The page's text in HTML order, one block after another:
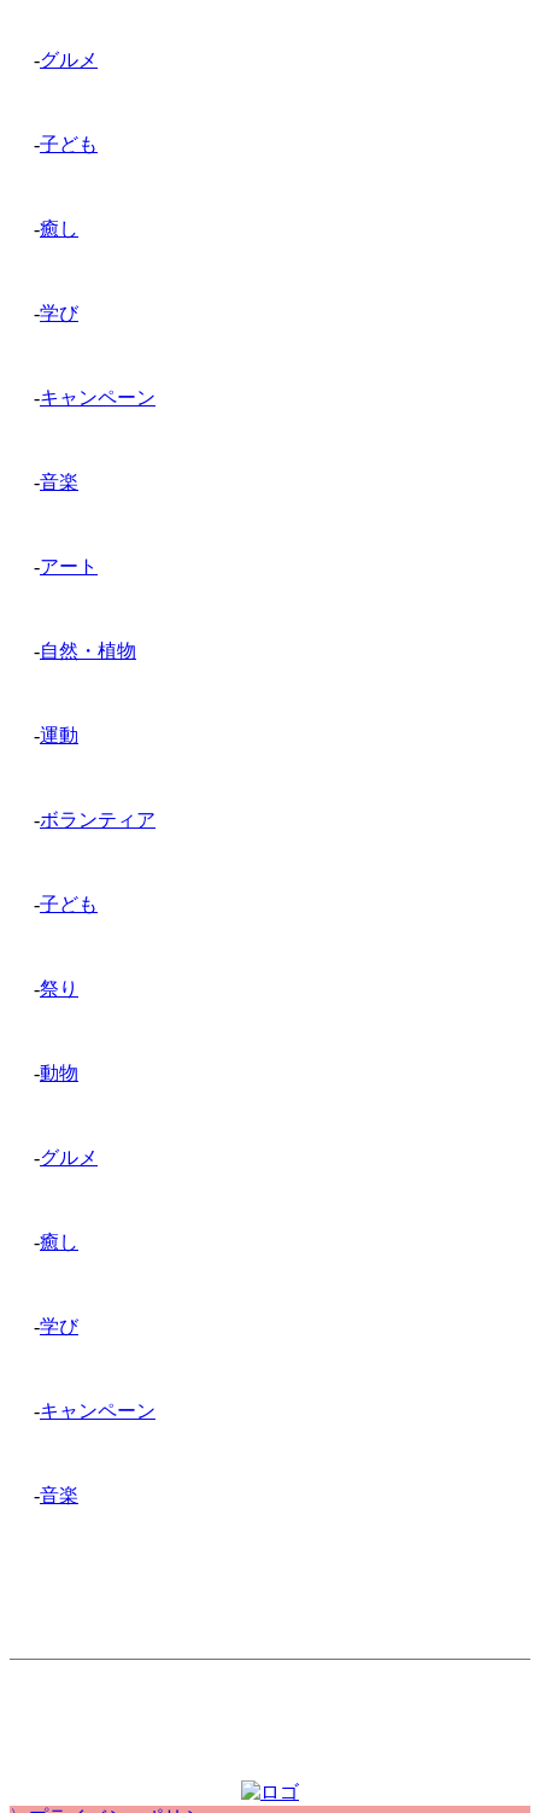
-グルメ
-子ども
-癒し
-学び
-キャンペーン
-音楽
-アート
-自然・植物
-運動
-ボランティア
-子ども
-祭り
-動物
-グルメ
-癒し
-学び
-キャンペーン
-音楽